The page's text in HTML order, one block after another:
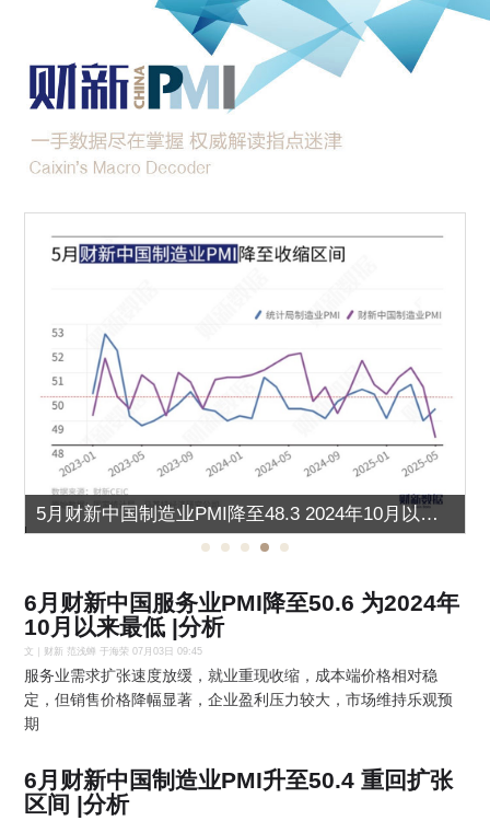
5月财新中国制造业PMI降至48.3 2024年10月以来首次收缩
6月财新中国服务业PMI降至50.6 为2024年
10月以来最低 |分析
文｜财新 范浅蝉 于海荣 07月03日 09:45
服务业需求扩张速度放缓，就业重现收缩，成本端价格相对稳
定，但销售价格降幅显著，企业盈利压力较大，市场维持乐观预
期
6月财新中国制造业PMI升至50.4 重回扩张
区间 |分析